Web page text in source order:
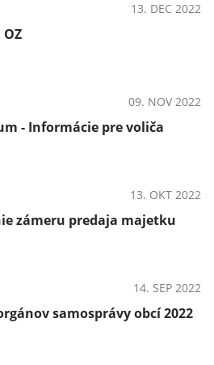
13. DEC 2022
09. NOV 2022
- Informácie pre voliča
13. OKT 2022
zámeru predaja majetku
14. SEP 2022
samosprávy obcí 2022